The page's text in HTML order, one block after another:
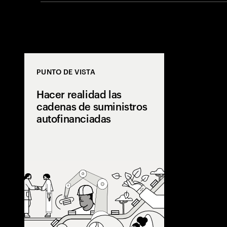
PUNTO DE VISTA
Hacer realidad las
cadenas de suministros
autofinanciadas